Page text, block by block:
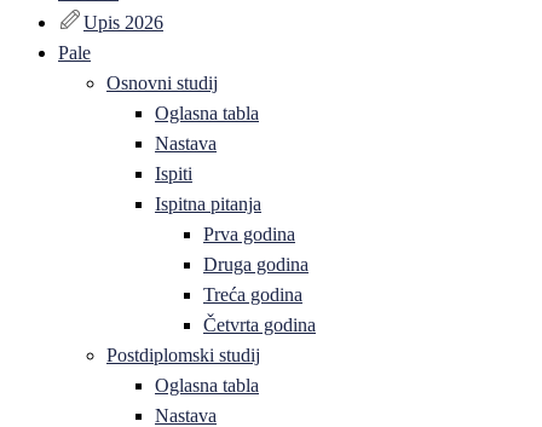
Upis 2026
Pale
Osnovni studij
Oglasna tabla
Nastava
Ispiti
Ispitna pitanja
Prva godina
Druga godina
Treća godina
Četvrta godina
Postdiplomski studij
Oglasna tabla
Nastava